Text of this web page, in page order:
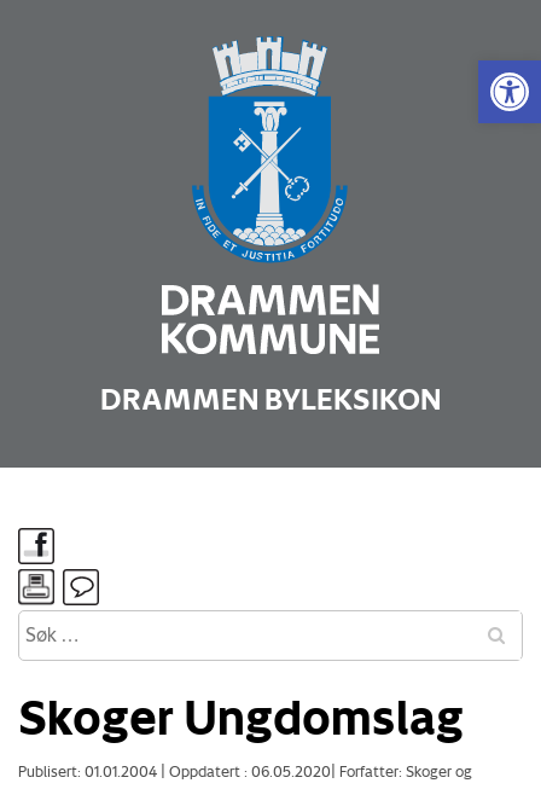
Vis
DRAMMEN BYLEKSIKON
Skoger Ungdomslag
Publisert: 01.01.2004 Oppdatert : 06.05.2020
Forfatter: Skoger og